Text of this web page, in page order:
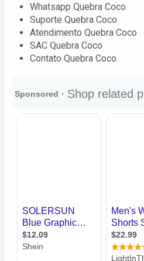
Whatsapp Quebra Coco
Suporte Quebra Coco
Atendimento Quebra Coco
SAC Quebra Coco
Contato Quebra Coco